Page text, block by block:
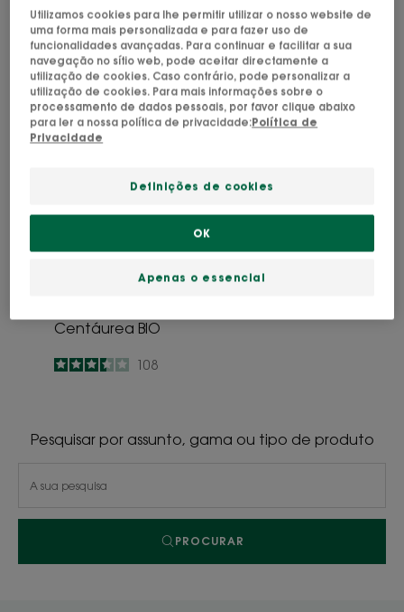
Champô
com
Centáurea
BIO
Centáurea BIO
3.5
/5108
Pesquisar por assunto, gama ou tipo de produto
PROCURAR
Utilizamos cookies para lhe permitir utilizar o nosso website de
uma forma mais personalizada e para fazer uso de
funcionalidades avançadas. Para continuar e facilitar a sua
navegação no sítio web, pode aceitar directamente a
utilização de cookies. Caso contrário, pode personalizar a
utilização de cookies. Para mais informações sobre o
processamento de dados pessoais, por favor clique abaixo
para ler a nossa política de privacidade:Política de
Privacidade
Definições de cookies
Apenas o essencial
OK